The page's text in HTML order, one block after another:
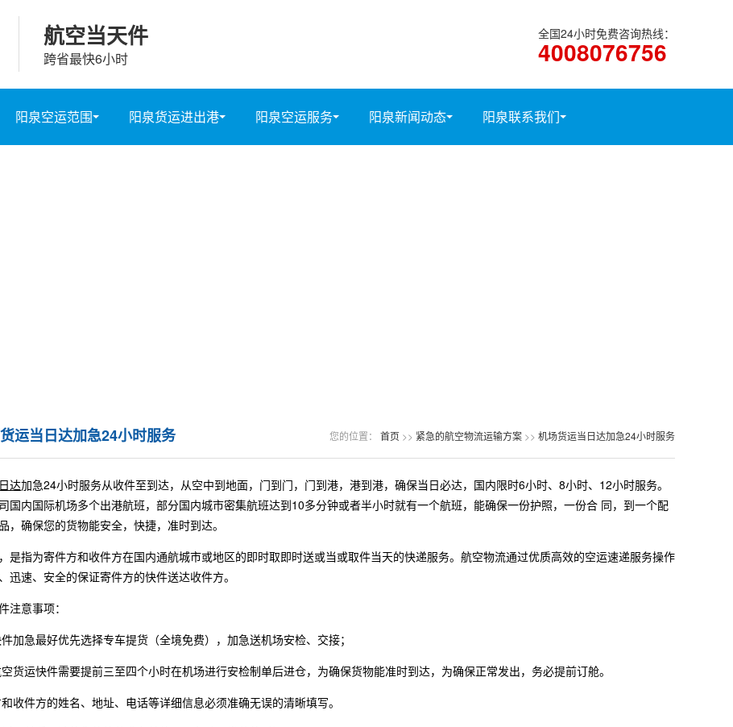
航空当天件
跨省最快6小时
全国24小时免费咨询热线：
4008076756
阳泉空运范围 阳泉货运进出港 阳泉空运服务 阳泉新闻动态 阳泉联系我们
您的位置： 首页 >> 紧急的航空物流运输方案 >> 机场货运当日达加急24小时服务
运当日达加急24小时服务
达加急24小时服务从收件至到达，从空中到地面，门到门，门到港，港到港，确保当日必达，国内限时6小时、8小时、12小时服务。
国内国际机场多个出港航班，部分国内城市密集航班达到10多分钟或者半小时就有一个航班，能确保一份护照，一份合 同，到一个配
，确保您的货物能安全，快捷，准时到达。
是指为寄件方和收件方在国内通航城市或地区的即时取即时送或当或取件当天的快递服务。航空物流通过优质高效的空运速递服务操作
迅速、安全的保证寄件方的快件送达收件方。
注意事项：
加急最好优先选择专车提货（全境免费），加急送机场安检、交接；
货运快件需要提前三至四个小时在机场进行安检制单后进仓，为确保货物能准时到达，为确保正常发出，务必提前订舱。
收件方的姓名、地址、电话等详细信息必须准确无误的清晰填写。